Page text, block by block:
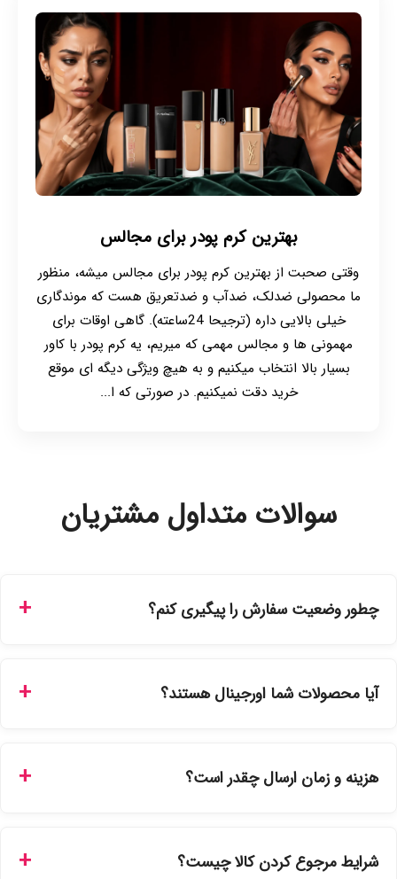
بهترین کرم پودر برای مجالس
وقتی صحبت از بهترین کرم پودر برای مجالس میشه، منظور
ما محصولی ضدلک، ضدآب و ضدتعریق هست که موندگاری
خیلی بالایی داره (ترجیحا 24ساعته). گاهی اوقات برای
مهمونی ها و مجالس مهمی که میریم، یه کرم پودر با کاور
بسیار بالا انتخاب میکنیم و به هیچ ویژگی دیگه ای موقع
خرید دقت نمیکنیم. در صورتی که ا...
سوالات متداول مشتریان
چطور وضعیت سفارش را پیگیری کنم؟
سفارشات در سایت، وضعیت لحظه‌ای مرسوله را مشاهده کنید.
آیا محصولات شما اورجینال هستند؟
نمایندگی‌های معتبر تهیه شده و دارای بچ‌کد قابل استعلام هستند.
هزینه و زمان ارسال چقدر است؟
انتخاب کنید و برای شهرستان‌ها بین یک الی ۳ روز کاری از طریق
شرایط مرجوع کردن کالا چیست؟